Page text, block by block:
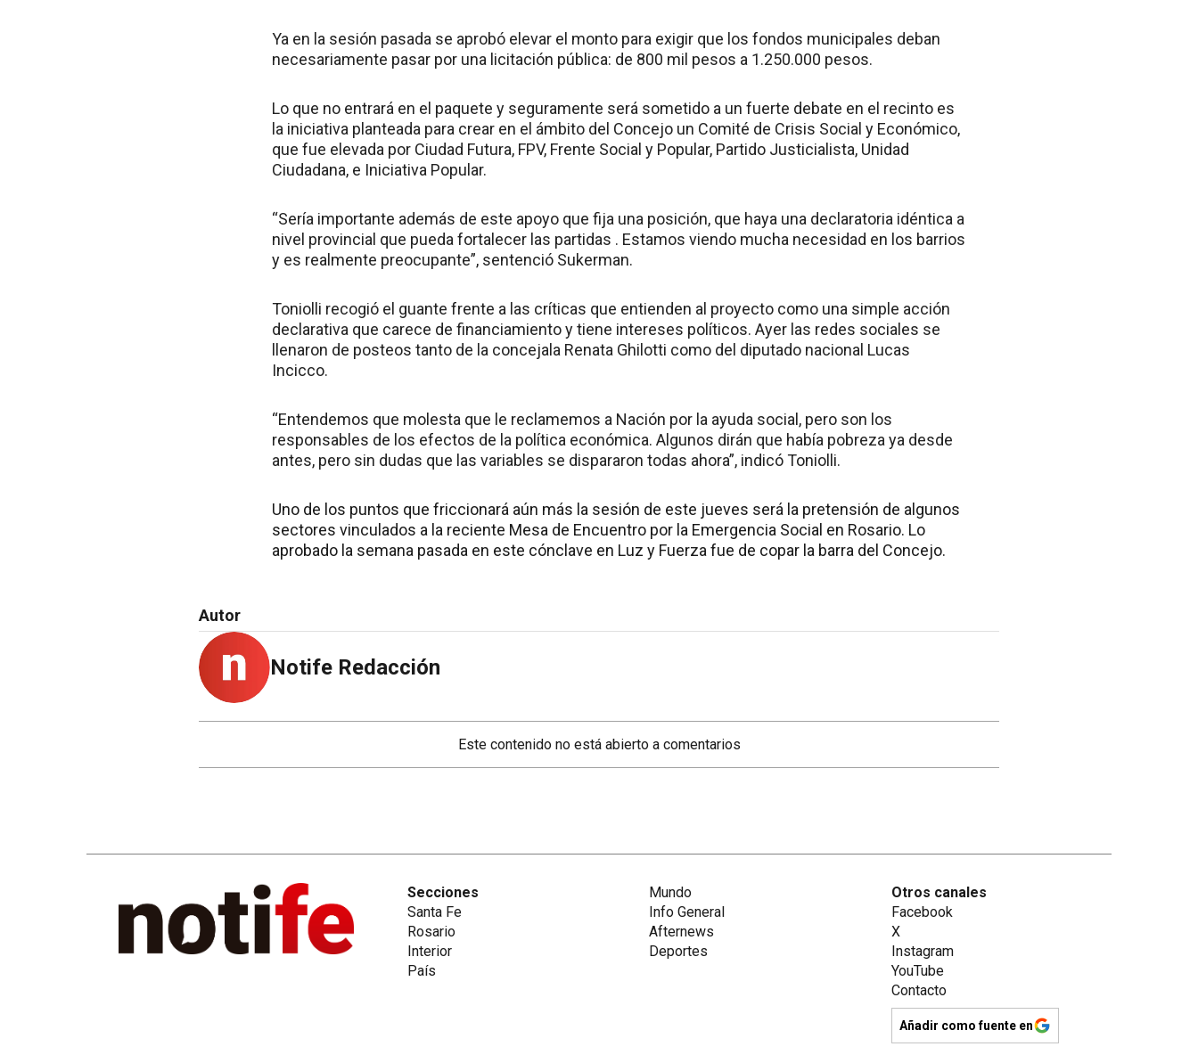
Ya en la sesión pasada se aprobó elevar el monto para exigir que los fondos municipales deban
necesariamente pasar por una licitación pública: de 800 mil pesos a 1.250.000 pesos.
Lo que no entrará en el paquete y seguramente será sometido a un fuerte debate en el recinto es
la iniciativa planteada para crear en el ámbito del Concejo un Comité de Crisis Social y Económico,
que fue elevada por Ciudad Futura, FPV, Frente Social y Popular, Partido Justicialista, Unidad
Ciudadana, e Iniciativa Popular.
“Sería importante además de este apoyo que fija una posición, que haya una declaratoria idéntica a
nivel provincial que pueda fortalecer las partidas . Estamos viendo mucha necesidad en los barrios
y es realmente preocupante”, sentenció Sukerman.
Toniolli recogió el guante frente a las críticas que entienden al proyecto como una simple acción
declarativa que carece de financiamiento y tiene intereses políticos. Ayer las redes sociales se
llenaron de posteos tanto de la concejala Renata Ghilotti como del diputado nacional Lucas
Incicco.
“Entendemos que molesta que le reclamemos a Nación por la ayuda social, pero son los
responsables de los efectos de la política económica. Algunos dirán que había pobreza ya desde
antes, pero sin dudas que las variables se dispararon todas ahora”, indicó Toniolli.
Uno de los puntos que friccionará aún más la sesión de este jueves será la pretensión de algunos
sectores vinculados a la reciente Mesa de Encuentro por la Emergencia Social en Rosario. Lo
aprobado la semana pasada en este cónclave en Luz y Fuerza fue de copar la barra del Concejo.
Autor
Notife Redacción
Este contenido no está abierto a comentarios
Secciones
Santa Fe
Rosario
Interior
País
Mundo
Info General
Afternews
Deportes
Otros canales
Facebook
X
Instagram
YouTube
Contacto
Añadir como fuente en